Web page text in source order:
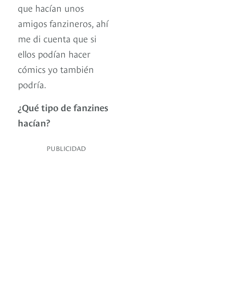
que hacían unos
amigos fanzineros, ahí
me di cuenta que si
ellos podían hacer
cómics yo también
podría.
¿Qué tipo de fanzines
hacían?
PUBLICIDAD